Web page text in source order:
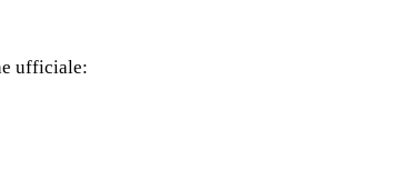
ufficiale: